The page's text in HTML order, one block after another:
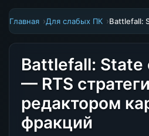
Главная Для слабых ПК Battlefall:
Battlefall:
— RTS
редактором
фракций